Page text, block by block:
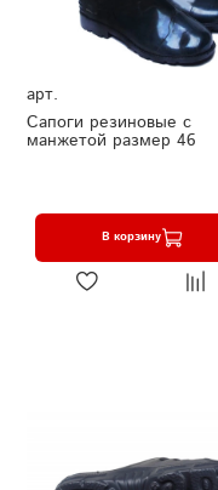
арт.
Сапоги резиновые с
манжетой размер 46
В корзину